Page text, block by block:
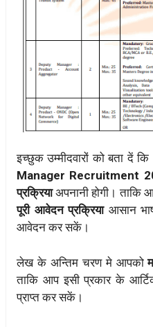
इच्छुक उम्मीदवारों को बता दें कि
Manager Recruitment
प्रक्रियाअपनानी होगी। ताकि
पूरी आवेदन प्रक्रियाआसान
आवेदन कर सकें।
लेख के अन्तिम चरण मे आपको
ताकि आप इसी प्रकार के
प्राप्त कर सकें।